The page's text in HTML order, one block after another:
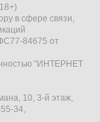
в сфере связи,
84675 от
"ИНТЕРНЕТ
10, 3-й этаж,
34,